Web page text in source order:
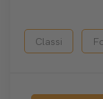
Classi